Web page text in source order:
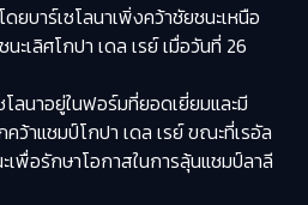
ยบาร์เซโลนาเพิ่งคว้าชัยชนะเหนือ
ะเลิศโกปา เดล เรย์ เมื่อวันที่ 26
ลนาอยู่ในฟอร์มที่ยอดเยี่ยมและมี
ว้าแชมป์โกปา เดล เรย์ ขณะที่เรอัล
พื่อรักษาโอกาสในการลุ้นแชมป์ลาลี